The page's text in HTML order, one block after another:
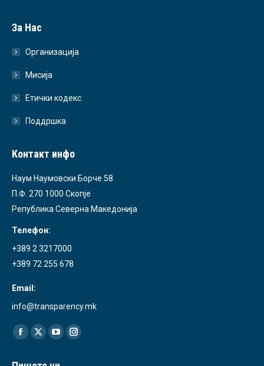
За Нас
Организација
Мисија
Етички кодекс
Поддршка
Контакт инфо
Наум Наумовски Борче 58
П.Ф. 270 1000 Скопје
Република Северна Македонија
Телефон:
+389 2 3217000
+389 72 255 678
Email:
info@transparency.mk
Find us on:
Facebook
X
YouTubeInstagram